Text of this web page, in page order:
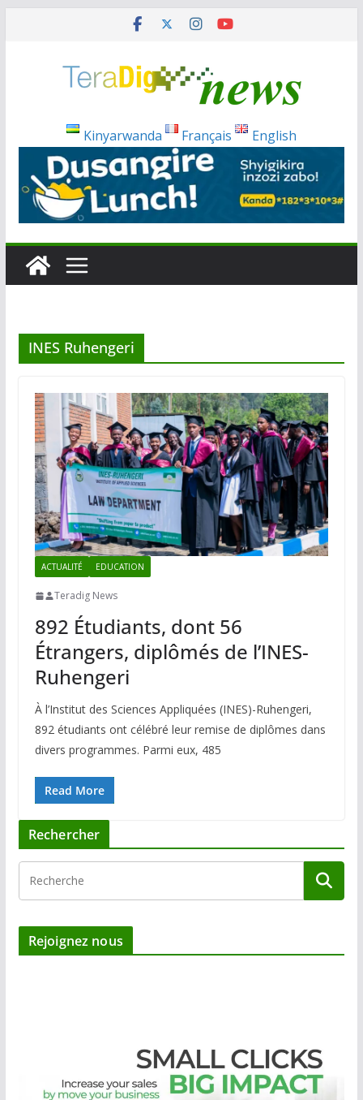
Kinyarwanda Français English
INES Ruhengeri
ACTUALITÉ EDUCATION
Teradig News
892 Étudiants, dont 56
Étrangers, diplômés de l’INES-
Ruhengeri
À l’Institut des Sciences Appliquées (INES)-Ruhengeri,
892 étudiants ont célébré leur remise de diplômes dans
divers programmes. Parmi eux, 485
Read More
Rechercher
Rejoignez nous